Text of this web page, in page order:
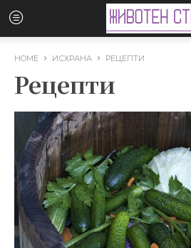
HOME ИСХРАНА РЕЦЕПТИ
Рецепти